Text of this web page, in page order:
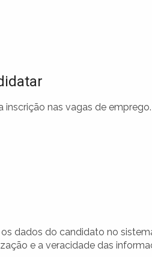
nas vagas de
dados do candidato no
e a veracidade das